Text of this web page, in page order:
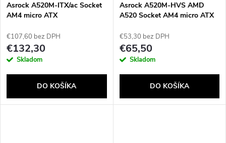
Asrock A520M-ITX/ac Socket
AM4 micro ATX
€107,60 bez DPH
€132,30
Skladom
DO KOŠÍKA
Asrock A520M-HVS AMD
A520 Socket AM4 micro ATX
€53,30 bez DPH
€65,50
Skladom
DO KOŠÍKA